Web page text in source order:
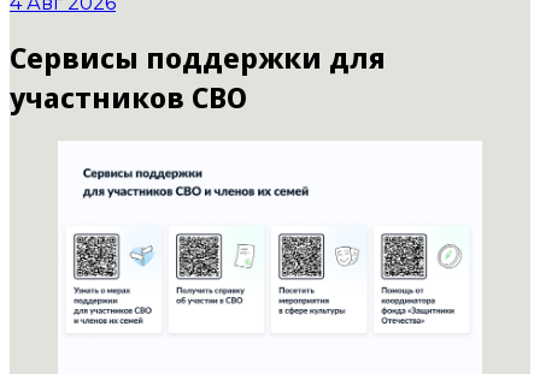
Сервисы поддержки для
участников СВО